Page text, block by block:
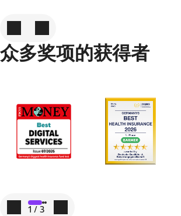
众多奖项的获得者
到上一张图片
1 / 3